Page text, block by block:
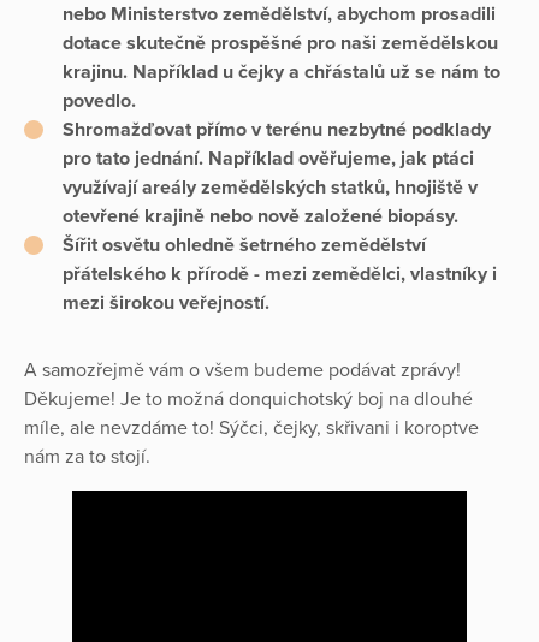
nebo Ministerstvo zemědělství, abychom prosadili
dotace skutečně prospěšné pro naši zemědělskou
krajinu. Například u čejky a chřástalů už se nám to
povedlo.
Shromažďovat přímo v terénu nezbytné podklady
pro tato jednání. Například ověřujeme, jak ptáci
využívají areály zemědělských statků, hnojiště v
otevřené krajině nebo nově založené biopásy.
Šířit osvětu ohledně šetrného zemědělství
přátelského k přírodě - mezi zemědělci, vlastníky i
mezi širokou veřejností.
A samozřejmě vám o všem budeme podávat zprávy!
Děkujeme! Je to možná donquichotský boj na dlouhé
míle, ale nevzdáme to! Sýčci, čejky, skřivani i koroptve
nám za to stojí.